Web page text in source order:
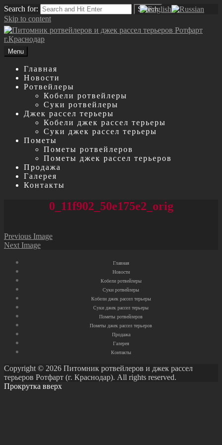
Search for: Search
Skip to content
Menu
Главная
Новости
Ротвейлеры
Кобели ротвейлеры
Суки ротвейлеры
Джек рассел терьеры
Кобели джек рассел терьеры
Суки джек рассел терьеры
Пометы
Пометы ротвейлеров
Пометы джек рассел терьеров
Продажа
Галерея
Контакты
0_11f902_50e175e2_orig
Previous Image
Next Image
Главная
Новости
Кобели ротвейлеры
Суки ротвейлеры
Кобели джек рассел терьеры
Суки джек рассел терьеры
Пометы ротвейлеров
Пометы джек рассел терьеров
Продажа
Галерея
Контакты
Copyright © 2026 Питомник ротвейлеров и джек рассел
терьеров Ротфарт (г. Краснодар). All rights reserved.
Прокрутка вверх